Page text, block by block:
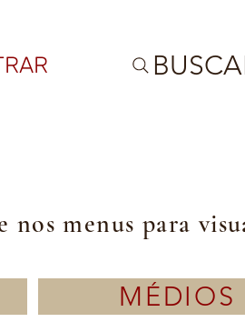
nos menus para
MÉDIOS